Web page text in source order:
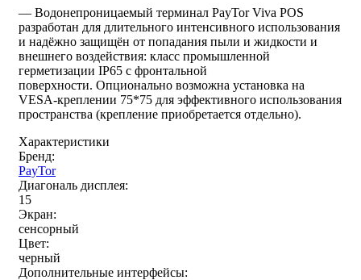
— Водонепроницаемый терминал PayTor Viva POS
разработан для длительного интенсивного использования
и надёжно защищён от попадания пыли и жидкости и
внешнего воздействия: класс промышленной
герметизации IP65 с фронтальной
поверхности. Опционально возможна установка на
VESA-креплении 75*75 для эффективного использования
пространства (крепление приобретается отдельно).
Характеристики
Бренд:
PayTor
Диагональ дисплея:
15
Экран:
сенсорный
Цвет:
черный
Дополнительные интерфейсы: